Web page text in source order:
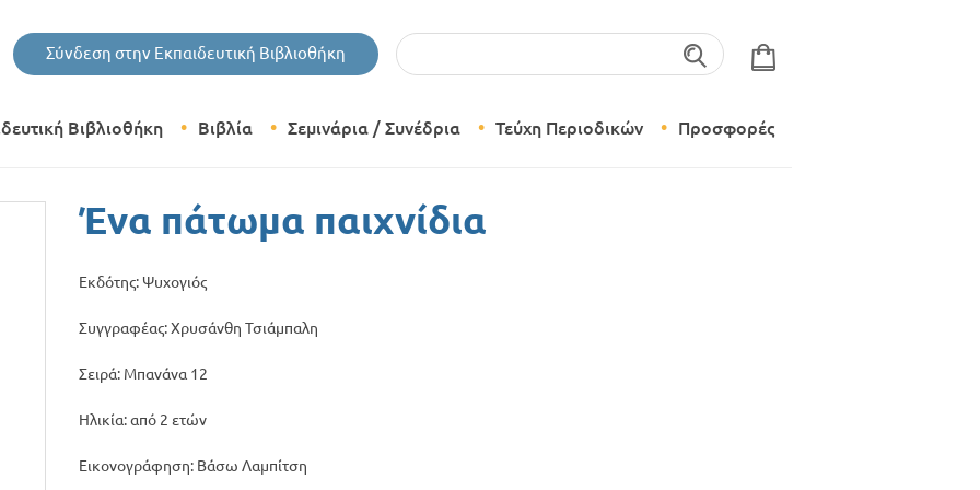
Σύνδεση στην Εκπαιδευτική Βιβλιοθήκη
Βιβλιοθήκη Βιβλία
Εκδόσεις Δίπτυχο
Bazaar
Σεμινάρια / Συνέδρια Τεύχη Περιοδικών Προσφορές
Ένα πάτωμα παιχνίδια
Εκδότης: Ψυχογιός
Συγγραφέας: Χρυσάνθη Τσιάμπαλη
Σειρά: Μπανάνα 12
Ηλικία: από 2 ετών
Εικονογράφηση: Βάσω Λαμπίτση